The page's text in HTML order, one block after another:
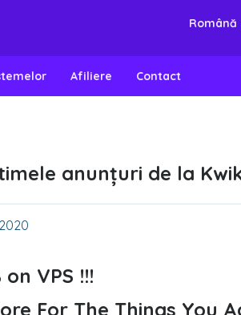
Română
Afiliere Contact
anunțuri de la
VPS !!!
For The Things You